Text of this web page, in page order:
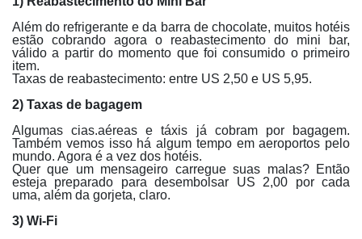
Além do refrigerante e da barra de chocolate, muitos hotéis
estão cobrando agora o reabastecimento do mini bar,
válido a partir do momento que foi consumido o primeiro
item.
Taxas de reabastecimento: entre US 2,50 e US 5,95.
2) Taxas de bagagem
Algumas cias.aéreas e táxis já cobram por bagagem.
Também vemos isso há algum tempo em aeroportos pelo
mundo. Agora é a vez dos hotéis.
Quer que um mensageiro carregue suas malas? Então
esteja preparado para desembolsar US 2,00 por cada
uma, além da gorjeta, claro.
3) Wi-Fi